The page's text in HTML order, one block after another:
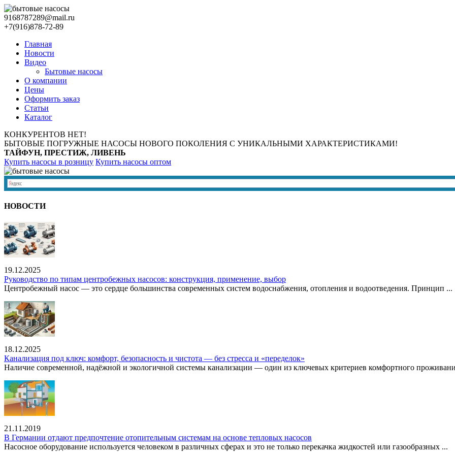
9168787289@mail.ru
+7(916)878-72-89
Главная
Новости
Видео
Бытовые насосы
О компании
Цены
Оформить заказ
Статьи
Каталог
КОНКУРЕНТОВ НЕТ!
БЫТОВЫЕ ПОГРУЖНЫЕ НАСОСЫ НОВОГО ПОКОЛЕНИЯ С УНИКАЛЬНЫМИ ХАРАКТЕРИСТИКАМИ!
ТАЙФУН, ПРЕСТИЖ, ЛИВЕНЬ
Купить насосы в розницу Купить насосы оптом
НОВОСТИ
19.12.2025
Руководство по типам центробежных насосов: конструкция, применение, выбор
Центробежный насос — это сердце большинства современных систем водоснабжения, отопления и водоотведения. Принцип ...
18.12.2025
Канализация под ключ: комфорт, безопасность и чистота — без стресса и «переделок»
Наличие современной, надёжной и экологичной системы канализации — один из ключевых критериев комфортного
21.11.2019
В Германии отдают предпочтение отопительным системам на основе тепловых насосов
Насосное оборудование используется человеком в различных сферах и это не только перекачка жидкостей или газообразных ...